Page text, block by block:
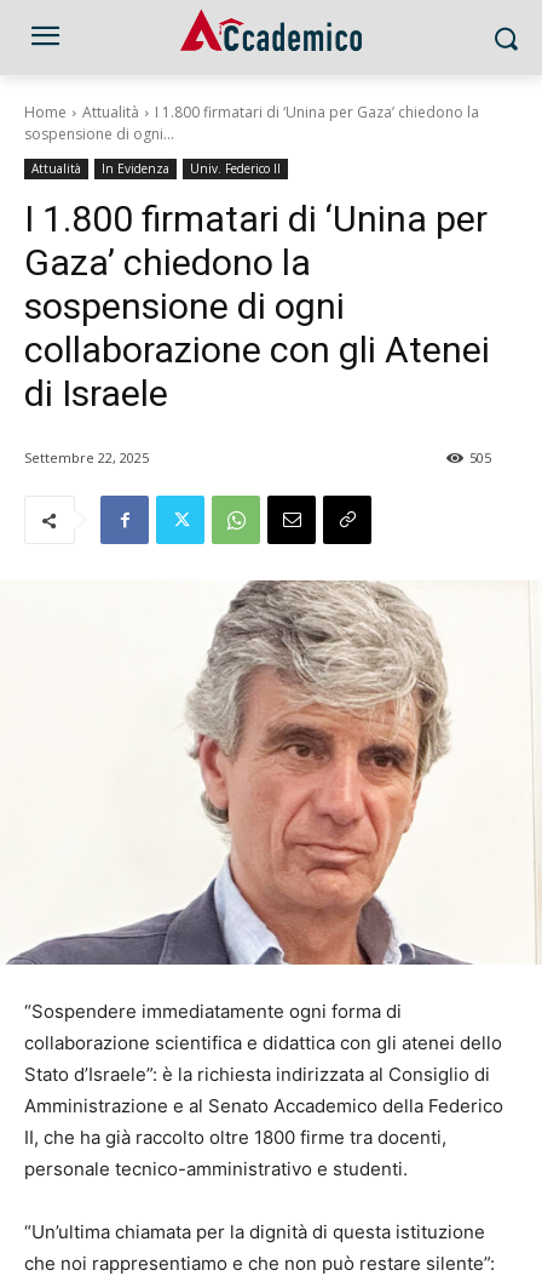
Home Attualità
I 1.800 firmatari di ‘Unina per Gaza’ chiedono la
sospensione di ogni...
Attualità In Evidenza Univ. Federico II
I 1.800 firmatari di ‘Unina per
Gaza’ chiedono la
sospensione di ogni
collaborazione con gli Atenei
di Israele
Settembre 22, 2025 505
“Sospendere immediatamente ogni forma di
collaborazione scientifica e didattica con gli atenei dello
Stato d’Israele”: è la richiesta indirizzata al Consiglio di
Amministrazione e al Senato Accademico della Federico
II, che ha già raccolto oltre 1800 firme tra docenti,
personale tecnico-amministrativo e studenti.
“Un’ultima chiamata per la dignità di questa istituzione
che noi rappresentiamo e che non può restare silente”: